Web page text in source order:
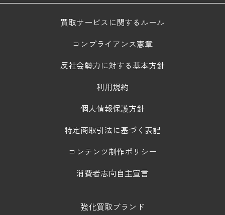
買取サービスに関するルール
コンプライアンス憲章
反社会勢力に対する基本方針
利用規約
個人情報保護方針
特定商取引法に基づく表記
コンテンツ制作ポリシー
消費者志向自主宣言
強化買取ブランド